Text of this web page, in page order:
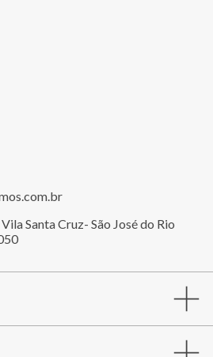
Santa Cruz- São José do Rio